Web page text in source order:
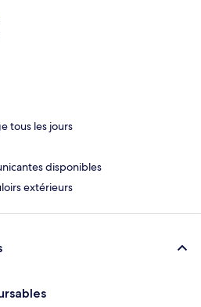
tous les jours
disponibles
extérieurs